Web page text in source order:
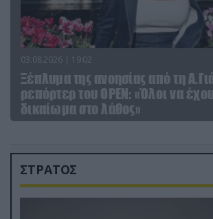
03.08.2026 | 19:02
Ξέπλυμα της ανοησίας από τη
ρεπόρτερ του ΟΡΕΝ: «Όλοι να
δικαίωμα στο λάθος»
ΣΤΡΑΤΟΣ